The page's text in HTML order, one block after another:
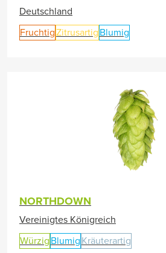
Deutschland
FruchtigZitrusartig Blumig
NORTHDOWN
Vereinigtes Königreich
Würzig Blumig Kräuterartig